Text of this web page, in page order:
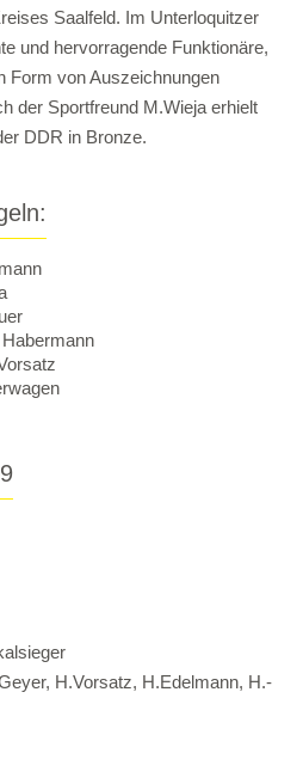
Saalfeld. Im Unterloquitzer
und hervorragende Funktionäre,
Form von Auszeichnungen
der Sportfreund M.Wieja erhielt
DDR in Bronze.
H.Vorsatz, H.Edelmann, H.-